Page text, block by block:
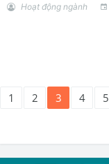
Hoạt động ngành
1 2 3 4 5